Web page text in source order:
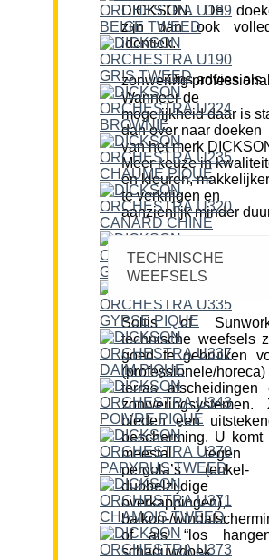
DICKSON. De
zijn dan ook
identiek.
Ons advies als zonwering
Wanneer de
mogelijkheid daar is
dan over naar doeken
van het merk
Meer keuze in
en kleuren, makkelijker
te verkrijgen en
aanzienlijk minder
TECHNISCHE
WEEFSELS
Soltis of
technische weefsels
goed te gebruiken
(professionele/horeca)
terras afscheidingen
zonweringsystemen.
bieden een
bescherming. U komt
meestal tegen
pergola’s (enkel-
dubbelzijdige
overkappingen),
balkon-/
of als “los
schaduwdoek.